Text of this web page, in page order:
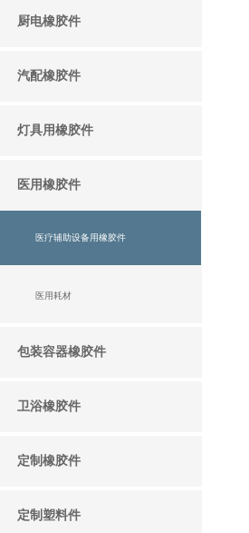
厨电橡胶件
汽配橡胶件
灯具用橡胶件
医用橡胶件
医疗辅助设备用橡胶件
医用耗材
包装容器橡胶件
卫浴橡胶件
定制橡胶件
定制塑料件